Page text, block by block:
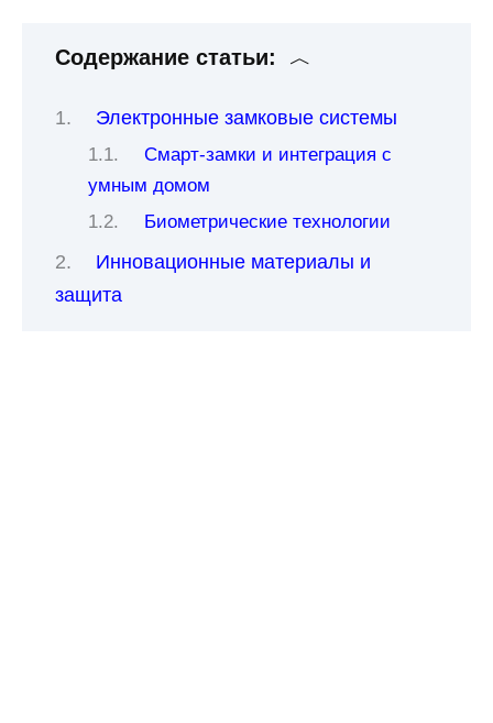
Содержание статьи:
Электронные замковые системы
Смарт-замки и интеграция с
умным домом
Биометрические технологии
Инновационные материалы и
защита